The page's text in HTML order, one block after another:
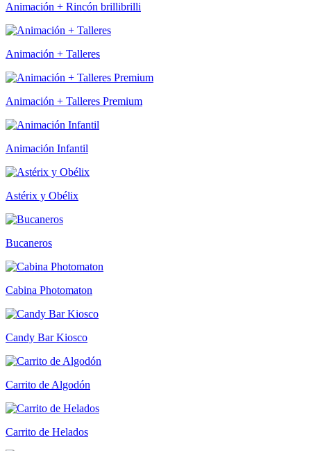
Animación + Rincón brillibrilli
Animación + Talleres
Animación + Talleres Premium
Animación Infantil
Astérix y Obélix
Bucaneros
Cabina Photomaton
Candy Bar Kiosco
Carrito de Algodón
Carrito de Helados